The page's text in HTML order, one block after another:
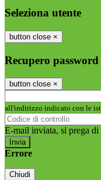
Seleziona utente
button close ×
Recupero password
button close ×
all'indirizzo indicato con le
E-mail inviata, si prega di
Errore
Chiudi